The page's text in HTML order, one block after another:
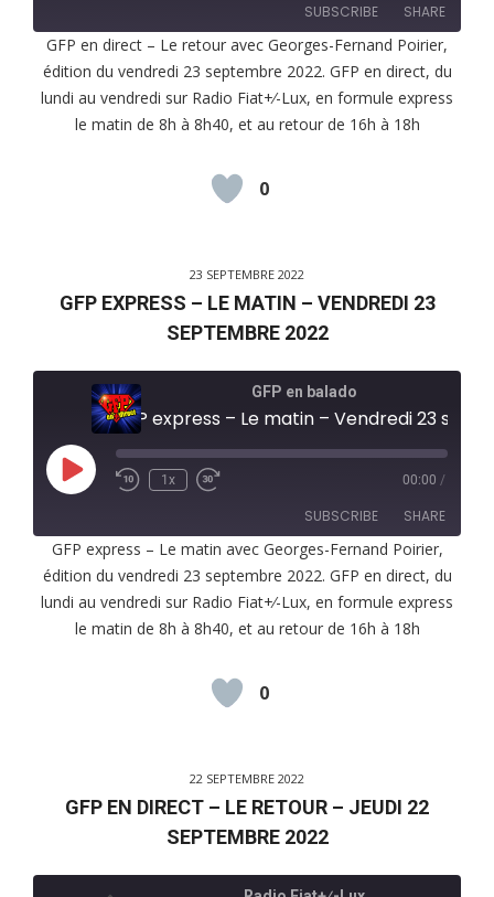
SUBSCRIBE SHARE
RSS FEED
SHARE
LINK
GFP en direct – Le retour avec Georges-Fernand Poirier,
édition du vendredi 23 septembre 2022. GFP en direct, du
lundi au vendredi sur Radio Fiat+⁄-Lux, en formule express
le matin de 8h à 8h40, et au retour de 16h à 18h
0
23 SEPTEMBRE 2022
GFP EXPRESS – LE MATIN – VENDREDI 23
SEPTEMBRE 2022
GFP en balado
Play
Episode
1x 00:00 /
SUBSCRIBE SHARE
RSS FEED
SHARE
LINK
GFP express – Le matin avec Georges-Fernand Poirier,
édition du vendredi 23 septembre 2022. GFP en direct, du
lundi au vendredi sur Radio Fiat+⁄-Lux, en formule express
le matin de 8h à 8h40, et au retour de 16h à 18h
0
22 SEPTEMBRE 2022
GFP EN DIRECT – LE RETOUR – JEUDI 22
SEPTEMBRE 2022